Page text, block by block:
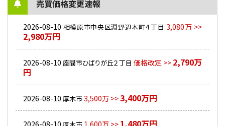
売買価格変更速報
2026-08-10 相模原市中央区淵野辺本町４丁目 3,080万 >>
2,980万円
2026-08-10 座間市ひばりが丘２丁目 価格改定 >> 2,790万
円
2026-08-10 厚木市3,500万 >>3,400万円
2026-08-10 1,600万 >> 1,480万円